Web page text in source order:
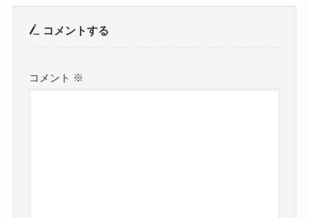
コメントする
コメント ※